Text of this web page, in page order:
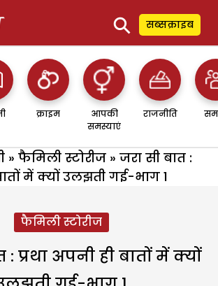
⚲ सब्सक्राइब
क्राइम
आपकी
समस्याएं
राजनीति
» फैमिली स्टोरीज » जरा सी बात :
में क्यों उलझती गई-भाग 1
फैमिली स्टोरीज
: प्रथा अपनी ही बातों में क्यों